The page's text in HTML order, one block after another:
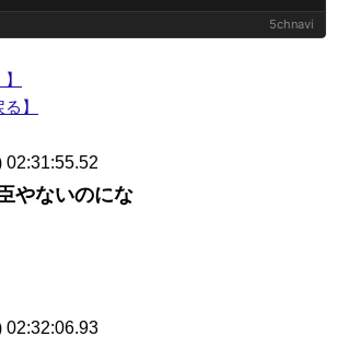
5chnavi
】
02:31:55.52
やないのにな
02:32:06.93